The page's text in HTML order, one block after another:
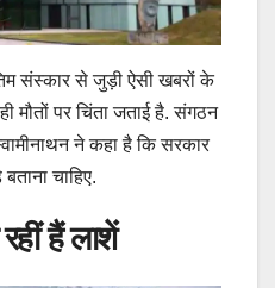
संस्‍कार से जुड़ी ऐसी खबरों के
मौतों पर चिंता जताई है. संगठन
ने कहा है कि सरकार
चाहिए.
हैं लाशें